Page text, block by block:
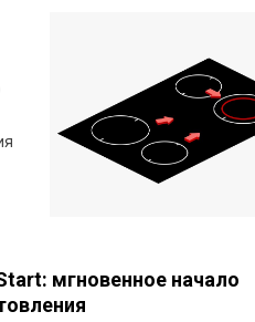
мгновенное начало